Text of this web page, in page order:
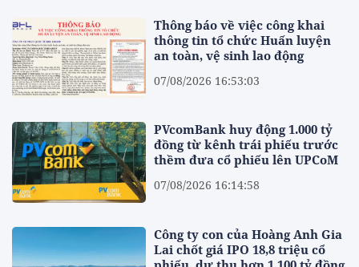
Thông báo về việc công khai
thông tin tổ chức Huấn luyện
an toàn, vệ sinh lao động
07/08/2026 16:53:03
PVcomBank huy động 1.000 tỷ
đồng từ kênh trái phiếu trước
thềm đưa cổ phiếu lên UPCoM
07/08/2026 16:14:58
Công ty con của Hoàng Anh Gia
Lai chốt giá IPO 18,8 triệu cổ